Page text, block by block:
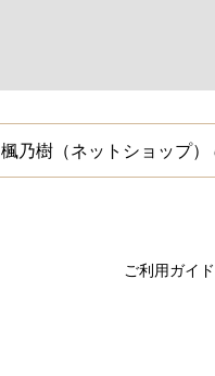
楓乃樹（ネットショップ）
ご利用ガイド